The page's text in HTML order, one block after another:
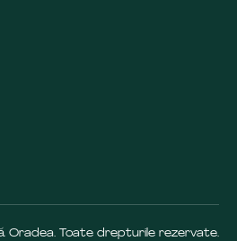
Oradea. Toate drepturile rezervate.